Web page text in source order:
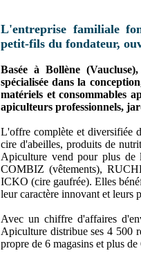
L'entreprise familiale
petit-fils du fondateur,
Basée à Bollène
spécialisée dans la
matériels et consommables
apiculteurs professionnels,
L'offre complète et diversifiée
cire d'abeilles, produits de
Apiculture vend pour plus de
COMBIZ (vêtements),
ICKO (cire gaufrée). Elles
leur caractère innovant et leurs
Avec un chiffre d'affaires
Apiculture distribue ses 4 500
propre de 6 magasins et plus